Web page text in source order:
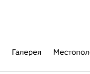
Галерея